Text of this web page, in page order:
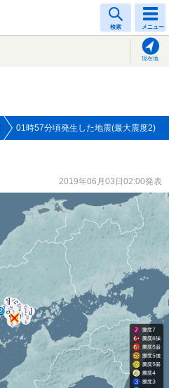
検索 メニュー
現在地
01時57分頃発生した地震(最大震度2)
2019年06月03日02:00発表